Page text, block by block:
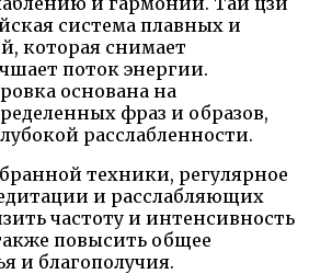
система плавных и
которая снимает
поток энергии.
основана на
фраз и образов,
расслабленности.
техники, регулярное
и расслабляющих
частоту и интенсивность
повысить общее
и благополучия.